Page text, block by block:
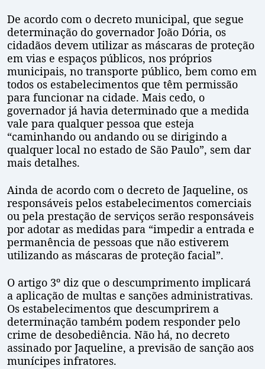
De acordo com o decreto municipal, que segue
determinação do governador João Dória, os
cidadãos devem utilizar as máscaras de proteção
em vias e espaços públicos, nos próprios
municipais, no transporte público, bem como em
todos os estabelecimentos que têm permissão
para funcionar na cidade. Mais cedo, o
governador já havia determinado que a medida
vale para qualquer pessoa que esteja
“caminhando ou andando ou se dirigindo a
qualquer local no estado de São Paulo”, sem dar
mais detalhes.
Ainda de acordo com o decreto de Jaqueline, os
responsáveis pelos estabelecimentos comerciais
ou pela prestação de serviços serão responsáveis
por adotar as medidas para “impedir a entrada e
permanência de pessoas que não estiverem
utilizando as máscaras de proteção facial”.
O artigo 3º diz que o descumprimento implicará
a aplicação de multas e sanções administrativas.
Os estabelecimentos que descumprirem a
determinação também podem responder pelo
crime de desobediência. Não há, no decreto
assinado por Jaqueline, a previsão de sanção aos
munícipes infratores.